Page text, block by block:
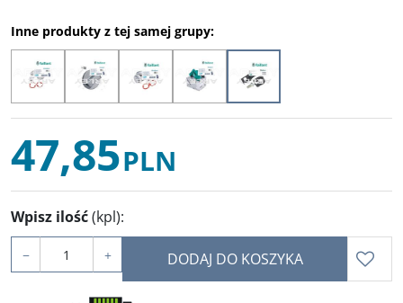
Inne produkty z tej samej grupy:
47,85PLN
Wpisz ilość(kpl):
− + DODAJ DO KOSZYKA